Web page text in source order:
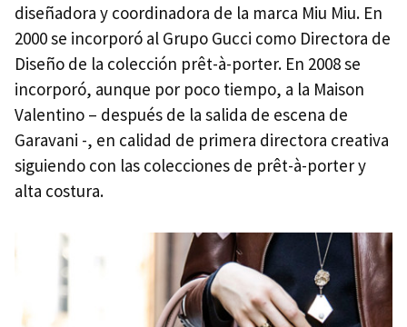
diseñadora y coordinadora de la marca Miu Miu. En
2000 se incorporó al Grupo Gucci como Directora de
Diseño de la colección prêt-à-porter. En 2008 se
incorporó, aunque por poco tiempo, a la Maison
Valentino – después de la salida de escena de
Garavani -, en calidad de primera directora creativa
siguiendo con las colecciones de prêt-à-porter y
alta costura.